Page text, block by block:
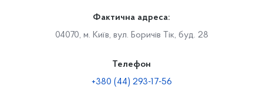
Фактична адреса:
04070, м. Київ, вул. Боричів Тік, буд. 28
Телефон
+380 (44) 293-17-56